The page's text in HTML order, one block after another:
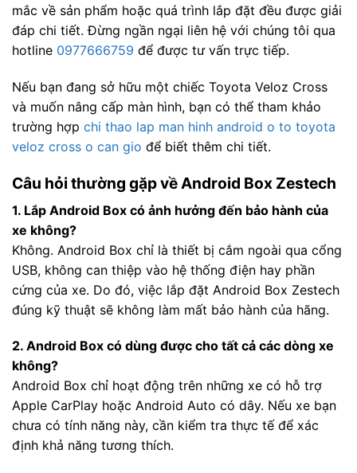
mắc về sản phẩm hoặc quá trình lắp đặt đều được giải
đáp chi tiết. Đừng ngần ngại liên hệ với chúng tôi qua
hotline 0977666759 để được tư vấn trực tiếp.
Nếu bạn đang sở hữu một chiếc Toyota Veloz Cross
và muốn nâng cấp màn hình, bạn có thể tham khảo
trường hợp chi thao lap man hinh android o to toyota
veloz cross o can gio để biết thêm chi tiết.
Câu hỏi thường gặp về Android Box Zestech
1. Lắp Android Box có ảnh hưởng đến bảo hành của
xe không?
Không. Android Box chỉ là thiết bị cắm ngoài qua cổng
USB, không can thiệp vào hệ thống điện hay phần
cứng của xe. Do đó, việc lắp đặt Android Box Zestech
đúng kỹ thuật sẽ không làm mất bảo hành của hãng.
2. Android Box có dùng được cho tất cả các dòng xe
không?
Android Box chỉ hoạt động trên những xe có hỗ trợ
Apple CarPlay hoặc Android Auto có dây. Nếu xe bạn
chưa có tính năng này, cần kiểm tra thực tế để xác
định khả năng tương thích.